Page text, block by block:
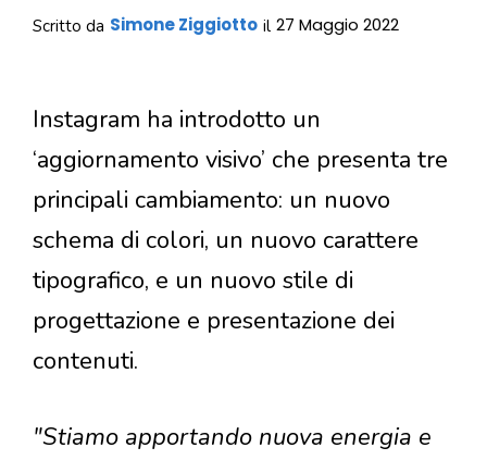
Scritto da Simone Ziggiotto il 27 Maggio 2022
Instagram ha introdotto un
‘aggiornamento visivo’ che presenta tre
principali cambiamento: un nuovo
schema di colori, un nuovo carattere
tipografico, e un nuovo stile di
progettazione e presentazione dei
contenuti.
"Stiamo apportando nuova energia e